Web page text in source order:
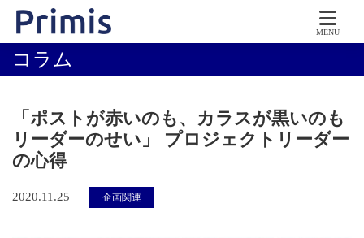
MENU
コラム
「ポストが赤いのも、カラスが黒いのも
リーダーのせい」 プロジェクトリーダー
の心得
2020.11.25 企画関連